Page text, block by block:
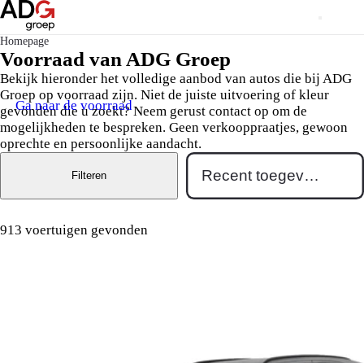
Homepage
Voorraad van ADG Groep
Bekijk hieronder het volledige aanbod van autos die bij ADG
Groep op voorraad zijn. Niet de juiste uitvoering of kleur
gevonden die u zoekt? Neem gerust contact op om de
mogelijkheden te bespreken. Geen verkooppraatjes, gewoon
oprechte en persoonlijke aandacht.
Ga naar de voorraad
913 voertuigen gevonden
Filteren